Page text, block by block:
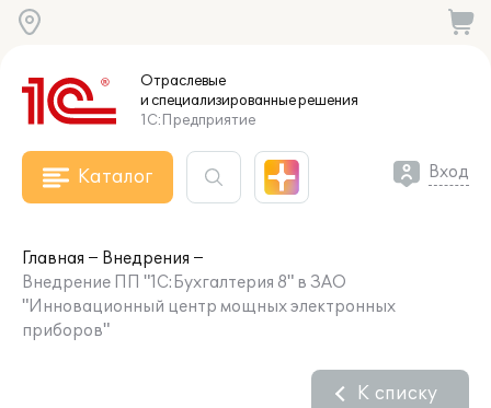
Отраслевые
и специализированныерешения
1С:Предприятие
Каталог Вход
Главная
Внедрения
Внедрение ПП "1С:Бухгалтерия 8" в ЗАО
"Инновационный центр мощных электронных
приборов"
К списку